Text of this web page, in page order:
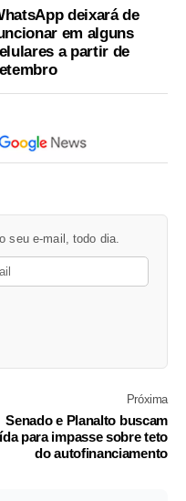
deixará de
em alguns
a partir de
seu e-mail, todo dia.
Próxima
Senado e Planalto buscam
para impasse sobre teto
do autofinanciamento